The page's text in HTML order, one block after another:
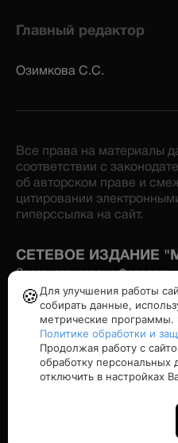
Главный редактор
Озимкова С.С.
Все права на материалы
соответствии с
об авторском праве и
цитировании
гиперссылка на сайт.
СЕТЕВОЕ ИЗДАНИЕ
Зарегистрировано
сфере связи,
коммуникаций. Номер
86870 от 16 февраля 2024 г.
Политика
🍪 Для улучшения работы
собирать данные,
метрические программы.
Политике обработки и
Продолжая работу с
обработку
отключить в настройках